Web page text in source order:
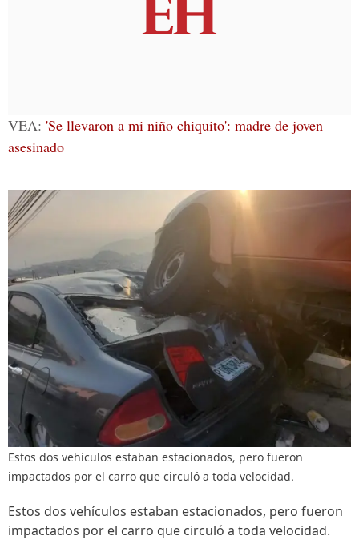
VEA: 'Se llevaron a mi niño chiquito': madre de joven
asesinado
Estos dos vehículos estaban estacionados, pero fueron
impactados por el carro que circuló a toda velocidad.
Estos dos vehículos estaban estacionados, pero fueron
impactados por el carro que circuló a toda velocidad.